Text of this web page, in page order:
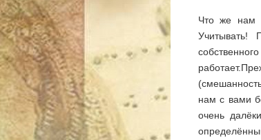
Что же нам
Учитывать!
нам с вами
очень